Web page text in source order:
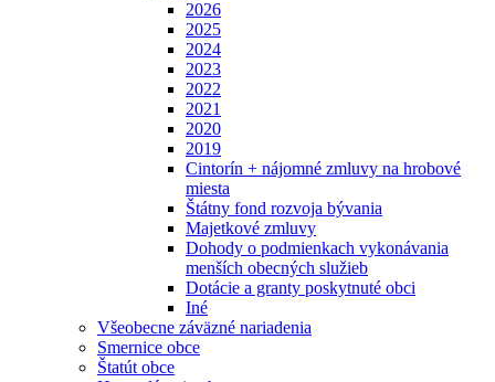
2026
2025
2024
2023
2022
2021
2020
2019
Cintorín + nájomné zmluvy na hrobové
miesta
Štátny fond rozvoja bývania
Majetkové zmluvy
Dohody o podmienkach vykonávania
menších obecných služieb
Dotácie a granty poskytnuté obci
Iné
Všeobecne záväzné nariadenia
Smernice obce
Štatút obce